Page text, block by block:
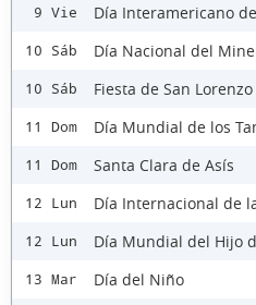
9 Vie Día Interamericano
10 Sáb Día Nacional del
10 Sáb Fiesta de San
11 Dom Día Mundial de los
11 Dom Santa Clara de Asís
12 Lun Día Internacional de
12 Lun Día Mundial del Hijo
13 Mar Día del Niño